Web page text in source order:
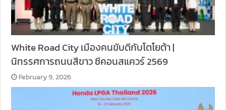
White Road City เมืองคนขับดีกับโตโยต้า |
นิทรรศการถนนสีขาว ซีคอนสแควร์ 2569
February 9, 2026